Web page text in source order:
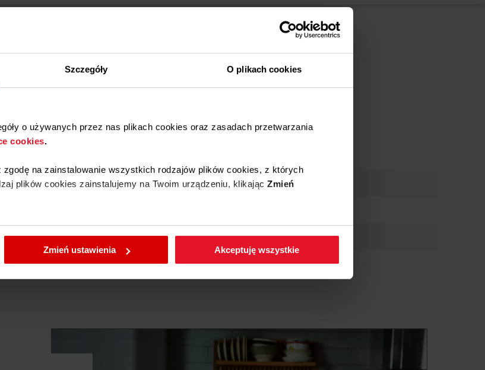
Szczegóły O plikach cookies
o używanych przez nas plikach cookies oraz zasadach przetwarzania
cookies.
zgodę na zainstalowanie wszystkich rodzajów plików cookies, z których
plików cookies zainstalujemy na Twoim urządzeniu, klikając Zmień
przez Ciebie ustawienia plików cookies wchodząc w zakładkęPolityka
Zmień ustawienia Akceptuję wszystkie
OWS451P (kod: 1160601)
OKS953S (kod: 1160691)
OTS9446I (kod: 1191342)
przedstawiać dokładnie tego modelu produktu.
0.236 kg
Amica